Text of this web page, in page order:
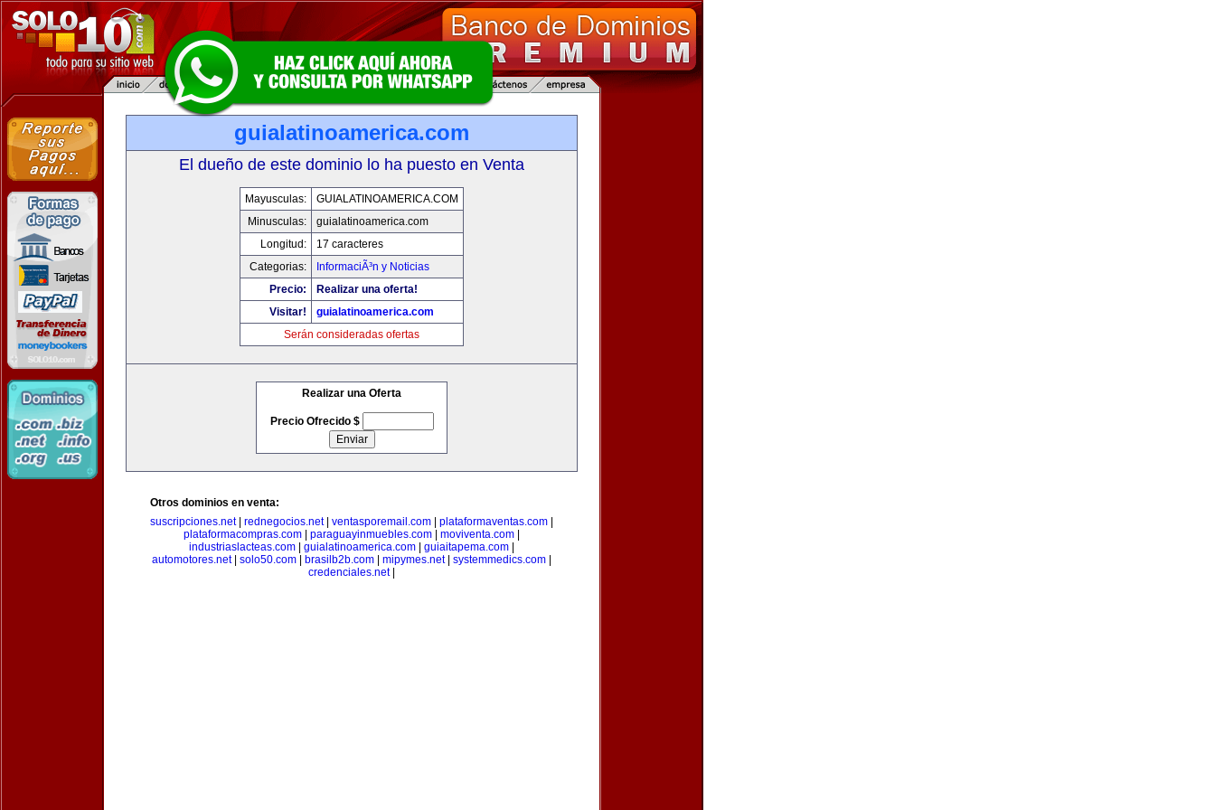
guialatinoamerica.com
El dueño de este dominio lo ha puesto en Venta
Mayusculas:
GUIALATINOAMERICA.COM
Minusculas:
guialatinoamerica.com
Longitud:
17 caracteres
Categorias:
InformaciÃ³n y Noticias
Precio:
Realizar una oferta!
Visitar!
guialatinoamerica.com
Serán consideradas ofertas
Realizar una Oferta
Precio Ofrecido $
Otros dominios en venta:
suscripciones.net| rednegocios.net| ventasporemail.com plataformaventas.com
plataformacompras.com
paraguayinmuebles.com moviventa.com
industriaslacteas.com
guialatinoamerica.com guiaitapema.com
automotores.net| solo50.com brasilb2b.com mipymes.net| systemmedics.com
credenciales.net|